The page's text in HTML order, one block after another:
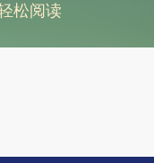
松阅读